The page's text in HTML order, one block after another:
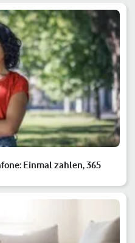
Einmal zahlen, 365